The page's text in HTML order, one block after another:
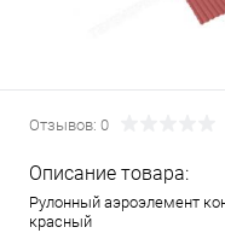
Отзывов: 0
Описание товара:
Рулонный аэроэлемент
красный